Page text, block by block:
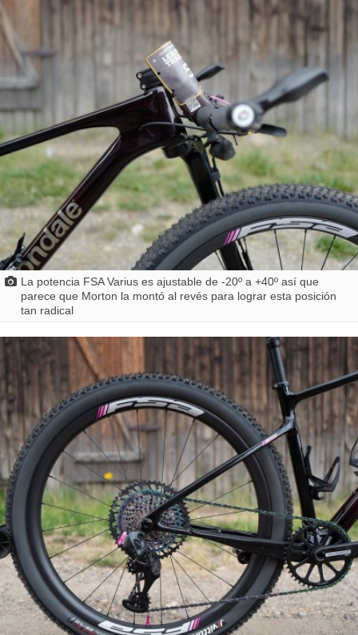
La potencia FSA Varius es ajustable de -20º a +40º así que
parece que Morton la montó al revés para lograr esta posición
tan radical